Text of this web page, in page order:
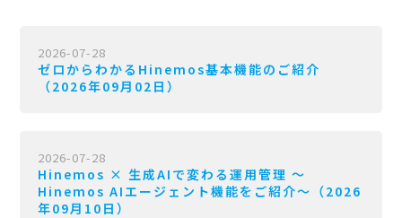
2026-07-28
ゼロからわかるHinemos基本機能のご紹介
（2026年09月02日）
2026-07-28
Hinemos × 生成AIで変わる運用管理 〜
Hinemos AIエージェント機能をご紹介〜（2026
年09月10日）